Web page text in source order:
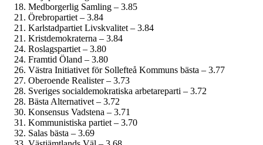
Medborgerlig Samling – 3.85
Örebropartiet – 3.84
Karlstadpartiet Livskvalitet – 3.84
Kristdemokraterna – 3.84
Roslagspartiet – 3.80
Framtid Öland – 3.80
Västra Initiativet för Sollefteå Kommuns bästa – 3.77
Oberoende Realister – 3.73
Sveriges social­demokratiska arbetareparti – 3.72
Bästa Alternativet – 3.72
Konsensus Vadstena – 3.71
Kommunistiska partiet – 3.70
Salas bästa – 3.69